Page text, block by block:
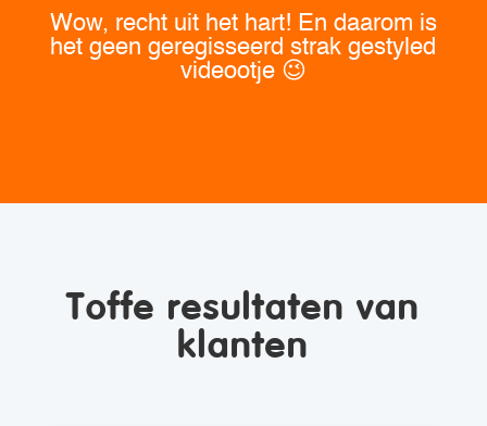
Wow, recht uit het hart! En daarom is
het geen geregisseerd strak gestyled
videootje 😉
Toffe resultaten van
klanten